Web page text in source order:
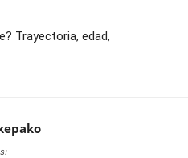
Trayectoria, edad,